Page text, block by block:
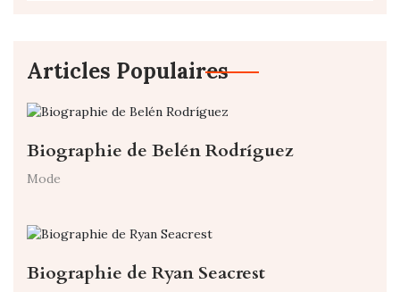
Articles Populaires
Biographie de Belén Rodríguez
Mode
Biographie de Ryan Seacrest